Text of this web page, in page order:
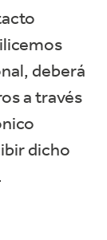
deberá
a través
dicho